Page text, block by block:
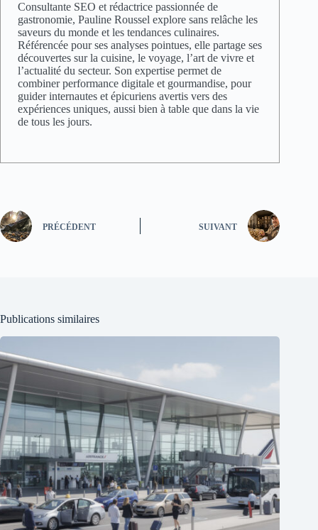
Consultante SEO et rédactrice passionnée de
gastronomie, Pauline Roussel explore sans relâche les
saveurs du monde et les tendances culinaires.
Référencée pour ses analyses pointues, elle partage ses
découvertes sur la cuisine, le voyage, l’art de vivre et
l’actualité du secteur. Son expertise permet de
combiner performance digitale et gourmandise, pour
guider internautes et épicuriens avertis vers des
expériences uniques, aussi bien à table que dans la vie
de tous les jours.
PRÉCÉDENT SUIVANT
Publications similaires